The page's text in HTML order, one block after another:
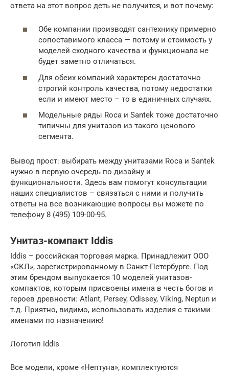
ответа на этот вопрос деть не получится, и вот почему:
Обе компании производят сантехнику примерно
сопоставимого класса — потому и стоимость у
моделей сходного качества и функционала не
будет заметно отличаться.
Для обеих компаний характерен достаточно
строгий контроль качества, потому недостатки
если и имеют место – то в единичных случаях.
Модельные ряды Roca и Santek тоже достаточно
типичны для унитазов из такого ценового
сегмента.
Вывод прост: выбирать между унитазами Roca и Santek
нужно в первую очередь по дизайну и
функциональности. Здесь вам помогут консультации
наших специалистов – связаться с ними и получить
ответы на все возникающие вопросы вы можете по
телефону 8 (495) 109-00-95.
Унитаз-компакт Iddis
Iddis – российская торговая марка. Принадлежит ООО
«СКЛ», зарегистрированному в Санкт-Петербурге. Под
этим брендом выпускается 10 моделей унитазов-
компактов, которым присвоены имена в честь богов и
героев древности: Atlant, Persey, Odissey, Viking, Neptun и
т.д. Приятно, видимо, использовать изделия с такими
именами по назначению!
Логотип Iddis
Все модели, кроме «Нептуна», комплектуются